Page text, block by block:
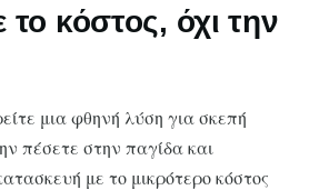
το κόστος, όχι την
μια φθηνή λύση για σκεπή
πέσετε στην παγίδα και
με το μικρότερο κόστος